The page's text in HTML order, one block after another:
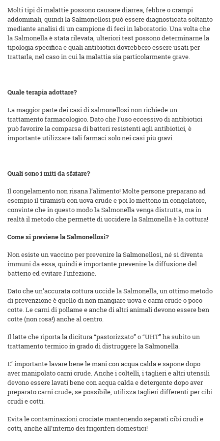
Molti tipi di malattie possono causare diarrea, febbre o crampi
addominali, quindi la Salmonellosi può essere diagnosticata soltanto
mediante analisi di un campione di feci in laboratorio. Una volta che
la Salmonella è stata rilevata, ulteriori test possono determinarne la
tipologia specifica e quali antibiotici dovrebbero essere usati per
trattarla, nel caso in cui la malattia sia particolarmente grave.
Quale terapia adottare?
La maggior parte dei casi di salmonellosi non richiede un
trattamento farmacologico. Dato che l’uso eccessivo di antibiotici
può favorire la comparsa di batteri resistenti agli antibiotici, è
importante utilizzare tali farmaci solo nei casi più gravi.
Quali sono i miti da sfatare?
Il congelamento non risana l’alimento! Molte persone preparano ad
esempio il tiramisù con uova crude e poi lo mettono in congelatore,
convinte che in questo modo la Salmonella venga distrutta, ma in
realtà il metodo che permette di uccidere la Salmonella è la cottura!
Come si previene la Salmonellosi?
Non esiste un vaccino per prevenire la Salmonellosi, né si diventa
immuni da essa, quindi è importante prevenire la diffusione del
batterio ed evitare l’infezione.
Dato che un’accurata cottura uccide la Salmonella, un ottimo metodo
di prevenzione è quello di non mangiare uova e carni crude o poco
cotte. Le carni di pollame e anche di altri animali devono essere ben
cotte (non rosa!) anche al centro.
Il latte che riporta la dicitura “pastorizzato” o “UHT” ha subito un
trattamento termico in grado di distruggere la Salmonella.
E’ importante lavare bene le mani con acqua calda e sapone dopo
aver manipolato carni crude. Anche i coltelli, i taglieri e altri utensili
devono essere lavati bene con acqua calda e detergente dopo aver
preparato carni crude; se possibile, utilizza taglieri differenti per cibi
crudi e cotti.
Evita le contaminazioni crociate mantenendo separati cibi crudi e
cotti, anche all’interno dei frigoriferi domestici!